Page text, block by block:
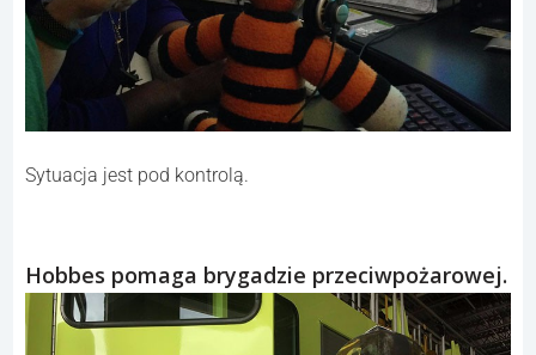
Sytuacja jest pod kontrolą.
Hobbes pomaga brygadzie przeciwpożarowej.